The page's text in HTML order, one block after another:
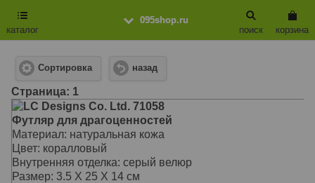
095shop.ru
каталог
корзина
поиск
Сортировка назад
Cтраница: 1
LC Designs Co. Ltd. 71058
Футляр для драгоценностей
Материал: натуральная кожа
Цвет: коралловый
Внутренняя отделка: серый велюр
Размер: 3.5 X 25 X 14 см